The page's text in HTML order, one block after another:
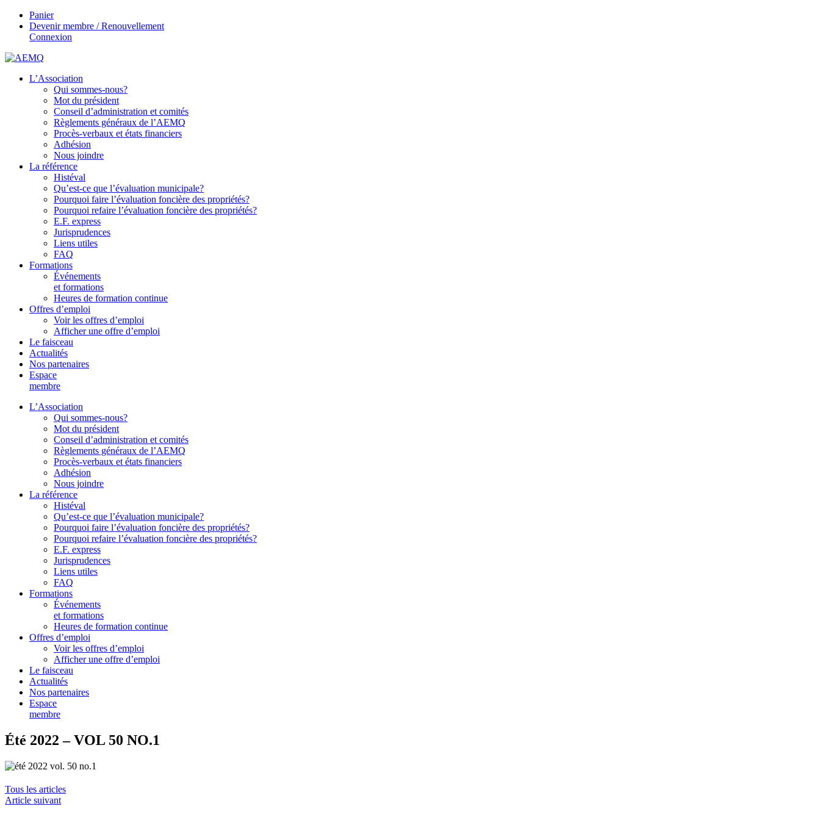
Panier
Devenir membre / Renouvellement
Connexion
L’Association
Qui sommes-nous?
Mot du président
Conseil d’administration et comités
Règlements généraux de l’AEMQ
Procès-verbaux et états financiers
Adhésion
Nous joindre
La référence
Histéval
Qu’est-ce que l’évaluation municipale?
Pourquoi faire l’évaluation foncière des propriétés?
Pourquoi refaire l’évaluation foncière des propriétés?
E.F. express
Jurisprudences
Liens utiles
FAQ
Formations
Événements
et formations
Heures de formation continue
Offres d’emploi
Voir les offres d’emploi
Afficher une offre d’emploi
Le faisceau
Actualités
Nos partenaires
Espace
membre
L’Association
Qui sommes-nous?
Mot du président
Conseil d’administration et comités
Règlements généraux de l’AEMQ
Procès-verbaux et états financiers
Adhésion
Nous joindre
La référence
Histéval
Qu’est-ce que l’évaluation municipale?
Pourquoi faire l’évaluation foncière des propriétés?
Pourquoi refaire l’évaluation foncière des propriétés?
E.F. express
Jurisprudences
Liens utiles
FAQ
Formations
Événements
et formations
Heures de formation continue
Offres d’emploi
Voir les offres d’emploi
Afficher une offre d’emploi
Le faisceau
Actualités
Nos partenaires
Espace
membre
Été 2022 – VOL 50 NO.1
Tous les articles
Article suivant